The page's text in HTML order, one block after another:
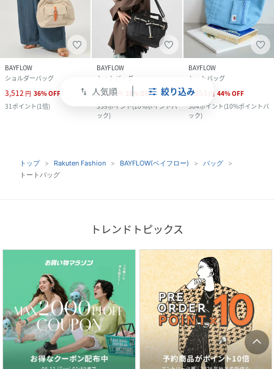
swap_vert 人気順 絞り込み
BAYFLOW
ショルダーバッグ
3,512 円 36%OFF
31ポイント(1倍)
BAYFLOW
トートバッグ
3,951円 28 % OFF
359ポイント(10%ポイントバ
ック)
BAYFLOW
トートバッグ
3,353 円 44%OFF
304ポイント(10%ポイントバ
ック)
トップ Rakuten Fashion BAYFLOW(ベイフロー)
バッグ
トートバッグ
トレンドトピックス